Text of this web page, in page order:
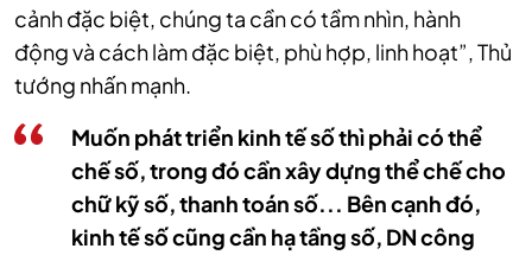
cảnh đặc biệt, chúng ta cần có tầm nhìn, hành
động và cách làm đặc biệt, phù hợp, linh hoạt”, Thủ
tướng nhấn mạnh.
Muốn phát triển kinh tế số thì phải có thể
chế số, trong đó cần xây dựng thể chế cho
chữ kỹ số, thanh toán số... Bên cạnh đó,
kinh tế số cũng cần hạ tầng số, DN công